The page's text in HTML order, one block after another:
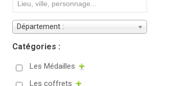
Département :
Catégories :
Les Médailles
Les coffrets